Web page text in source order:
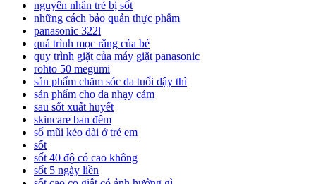
nguyên nhân trẻ bị sốt
những cách bảo quản thực phẩm
panasonic 322l
quá trình mọc răng của bé
quy trình giặt của máy giặt panasonic
rohto 50 megumi
sản phẩm chăm sóc da tuổi dậy thì
sản phẩm cho da nhạy cảm
sau sốt xuất huyết
skincare ban đêm
sổ mũi kéo dài ở trẻ em
sốt
sốt 40 độ có cao không
sốt 5 ngày liền